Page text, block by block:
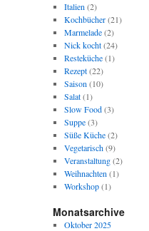
Italien (2)
Kochbücher(21)
Marmelade(2)
Nick kocht(24)
Resteküche(1)
Rezept(22)
Saison (10)
Salat(1)
Slow Food(3)
Suppe(3)
Süße Küche(2)
Vegetarisch(9)
Veranstaltung(2)
Weihnachten (1)
Workshop(1)
Monatsarchive
Oktober 2025